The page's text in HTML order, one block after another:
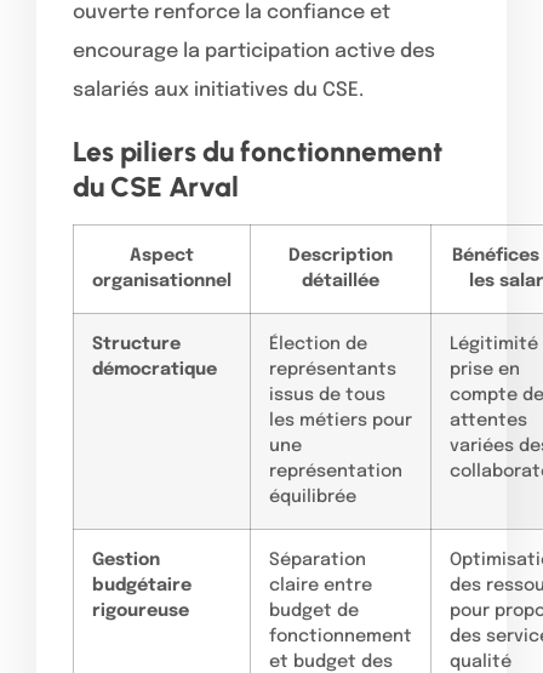
ouverte renforce la confiance et
encourage la participation active des
salariés aux initiatives du CSE.
Les piliers du fonctionnement
du CSE Arval
Aspect
organisationnel
Description
détaillée
les
Structure
démocratique
Élection de
représentants
issus de tous
les métiers pour
une
représentation
équilibrée
Légitimité
prise en
compte
attentes
variées
Gestion
budgétaire
rigoureuse
Séparation
claire entre
budget de
fonctionnement
et budget des
des
pour
des
qualité